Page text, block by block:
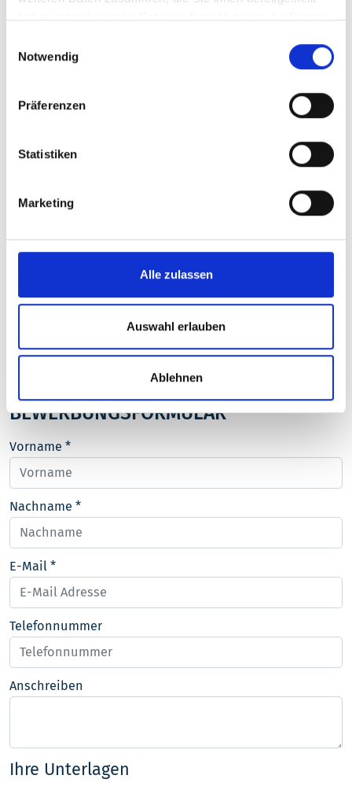
haben oder die sie im Rahmen Ihrer Nutzung der Dienste
Notwendig
Präferenzen
Statistiken
Marketing
Alle zulassen
Auswahl erlauben
Ablehnen
Nachweise über Praktika / Zeugnisse über bisherige
Bei Ausländischen Bewerbern: Aufenthaltstitel /
Arbeitsgenehmigung, Schulabschlüsse aus dem
Ausland müssen durch das staatliche Schulamt
anerkannt werden sowie einen Nachweis über ein
Ihre aussagekräftigen und vollständigen
Bewerbungsformular unserer Homepage oder per E-Mail
BEWERBUNGSFORMULAR
Vorname *
Nachname *
E-Mail *
Telefonnummer
Anschreiben
Ihre Unterlagen